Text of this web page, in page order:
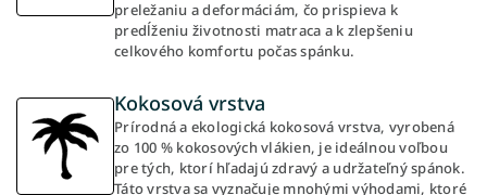
preležaniu a deformáciám, čo prispieva k
predĺženiu životnosti matraca a k zlepšeniu
celkového komfortu počas spánku.
Kokosová vrstva
Prírodná a ekologická kokosová vrstva, vyrobená
zo 100 % kokosových vlákien, je ideálnou voľbou
pre tých, ktorí hľadajú zdravý a udržateľný spánok.
Táto vrstva sa vyznačuje mnohými výhodami, ktoré